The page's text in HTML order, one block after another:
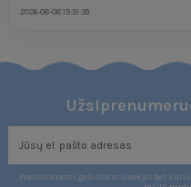
2026-08-08 15:51:39
Prenumeratos galėsite atsisakyti bet